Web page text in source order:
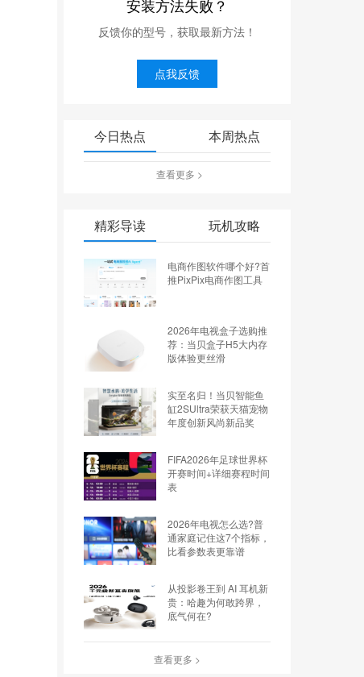
安装方法失败？
反馈你的型号，获取最新方法！
点我反馈
今日热点 本周热点
查看更多 >
精彩导读 玩机攻略
电商作图软件哪个好?首
推PixPix电商作图工具
2026年电视盒子选购推
荐：当贝盒子H5大内存
版体验更丝滑
实至名归！当贝智能鱼
缸2SUltra荣获天猫宠物
年度创新风尚新品奖
FIFA2026年足球世界杯
开赛时间+详细赛程时间
表
2026年电视怎么选?普
通家庭记住这7个指标，
比看参数表更靠谱
从投影卷王到 AI 耳机新
贵：哈趣为何敢跨界，
底气何在?
查看更多 >